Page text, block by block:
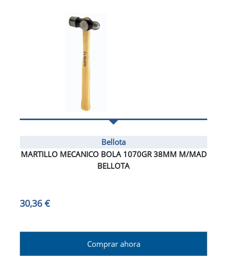
Bellota
MARTILLO MECANICO BOLA 1070GR 38MM M/MAD
BELLOTA
30,36 €
Comprar ahora